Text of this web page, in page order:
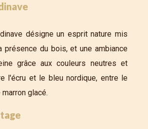
désigne un esprit nature mis
présence du bois, et une ambiance
grâce aux couleurs neutres et
l'écru et le bleu nordique, entre le
glacé.